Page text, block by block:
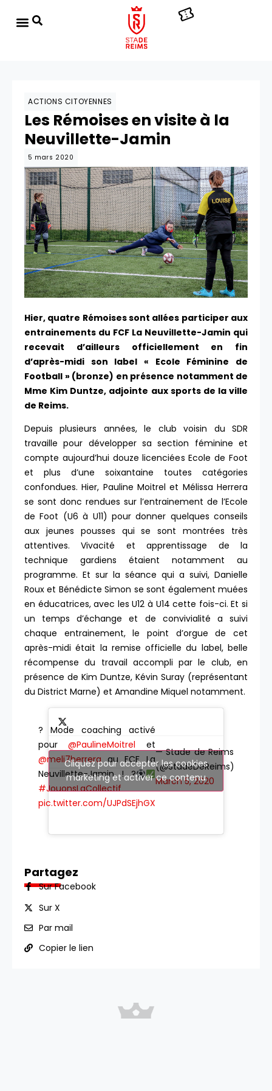
ACTIONS CITOYENNES
Les Rémoises en visite à la
Neuvillette-Jamin
5 mars 2020
Hier, quatre Rémoises sont allées participer aux
entrainements du FCF La Neuvillette-Jamin qui
recevait d’ailleurs officiellement en fin
d’après-midi son label « Ecole Féminine de
Football » (bronze) en présence notamment de
Mme Kim Duntze, adjointe aux sports de la ville
de Reims.
Depuis plusieurs années, le club voisin du SDR
travaille pour développer sa section féminine et
compte aujourd’hui douze licenciées Ecole de Foot
et plus d’une soixantaine toutes catégories
confondues. Hier, Pauline Moitrel et Mélissa Herrera
se sont donc rendues sur l’entrainement de l’Ecole
de Foot (U6 à U11) pour donner quelques conseils
aux jeunes pousses qui se sont montrées très
attentives. Vivacité et apprentissage de la
technique gardiens étaient notamment au
programme. Et sur la séance qui a suivi, Danielle
Roux et Bénédicte Simon se sont également muées
en éducatrices, avec les U12 à U14 cette fois-ci. Et si
un temps d’échange et de convivialité a suivi
chaque entrainement, le point d’orgue de cet
après-midi était la remise officielle du label, belle
récompense du travail accompli par le club, en
présence de Kim Duntze, Kévin Suray (représentant
du District Marne) et Amandine Miquel notamment.
? Mode coaching activé
pour @PaulineMoitrel et
@meli7herreraau FCF La
Neuvillette-Jamin ! ?
#JouonsLaCollectif
pic.twitter.com/UJPdSEjhGX
— Stade de Reims
(@StadeDeReims)
March 5, 2020
Cliquez pour accepter les cookies
marketing et activer ce contenu
Partagez
Sur Facebook
Sur X
Par mail
Copier le lien